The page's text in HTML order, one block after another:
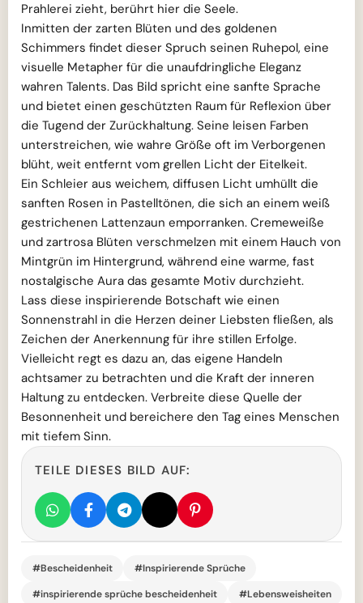
Prahlerei zieht, berührt hier die Seele.
Inmitten der zarten Blüten und des goldenen
Schimmers findet dieser Spruch seinen Ruhepol, eine
visuelle Metapher für die unaufdringliche Eleganz
wahren Talents. Das Bild spricht eine sanfte Sprache
und bietet einen geschützten Raum für Reflexion über
die Tugend der Zurückhaltung. Seine leisen Farben
unterstreichen, wie wahre Größe oft im Verborgenen
blüht, weit entfernt vom grellen Licht der Eitelkeit.
Ein Schleier aus weichem, diffusen Licht umhüllt die
sanften Rosen in Pastelltönen, die sich an einem weiß
gestrichenen Lattenzaun emporranken. Cremeweiße
und zartrosa Blüten verschmelzen mit einem Hauch von
Mintgrün im Hintergrund, während eine warme, fast
nostalgische Aura das gesamte Motiv durchzieht.
Lass diese inspirierende Botschaft wie einen
Sonnenstrahl in die Herzen deiner Liebsten fließen, als
Zeichen der Anerkennung für ihre stillen Erfolge.
Vielleicht regt es dazu an, das eigene Handeln
achtsamer zu betrachten und die Kraft der inneren
Haltung zu entdecken. Verbreite diese Quelle der
Besonnenheit und bereichere den Tag eines Menschen
mit tiefem Sinn.
TEILE DIESES BILD AUF:
#Bescheidenheit
#Inspirierende Sprüche
#inspirierende sprüche bescheidenheit
#Lebensweisheiten